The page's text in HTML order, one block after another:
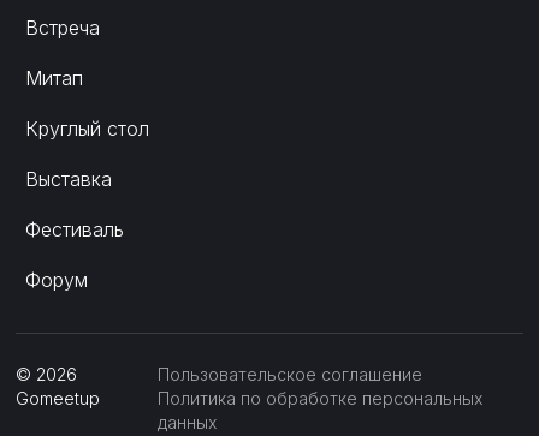
Встреча
Митап
Круглый стол
Выставка
Фестиваль
Форум
© 2026
Gomeetup
Пользовательское соглашение
Политика по обработке персональных
данных